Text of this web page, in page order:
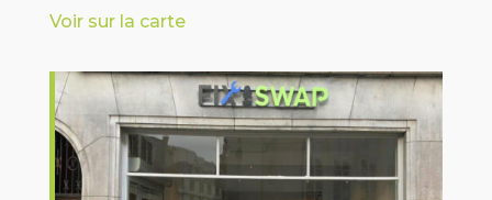
Voir sur la carte